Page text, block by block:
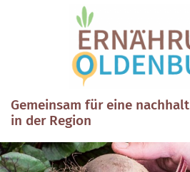
Gemeinsam für eine
in der Region